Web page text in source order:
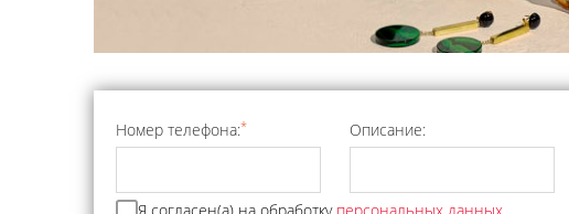
Номер телефона:* Описание: